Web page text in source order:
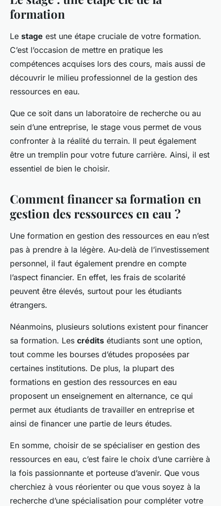
formation
Le stage est une étape cruciale de votre formation.
C’est l’occasion de mettre en pratique les
compétences acquises lors des cours, mais aussi de
découvrir le milieu professionnel de la gestion des
ressources en eau.
Que ce soit dans un laboratoire de recherche ou au
sein d’une entreprise, le stage vous permet de vous
confronter à la réalité du terrain. Il peut également
être un tremplin pour votre future carrière. Ainsi, il est
essentiel de bien le choisir.
Comment financer sa formation en
gestion des ressources en eau ?
Une formation en gestion des ressources en eau n’est
pas à prendre à la légère. Au-delà de l’investissement
personnel, il faut également prendre en compte
l’aspect financier. En effet, les frais de scolarité
peuvent être élevés, surtout pour les étudiants
étrangers.
Néanmoins, plusieurs solutions existent pour financer
sa formation. Les crédits étudiants sont une option,
tout comme les bourses d’études proposées par
certaines institutions. De plus, la plupart des
formations en gestion des ressources en eau
proposent un enseignement en alternance, ce qui
permet aux étudiants de travailler en entreprise et
ainsi de financer une partie de leurs études.
En somme, choisir de se spécialiser en gestion des
ressources en eau, c’est faire le choix d’une carrière à
la fois passionnante et porteuse d’avenir. Que vous
cherchiez à vous réorienter ou que vous soyez à la
recherche d’une spécialisation pour compléter votre